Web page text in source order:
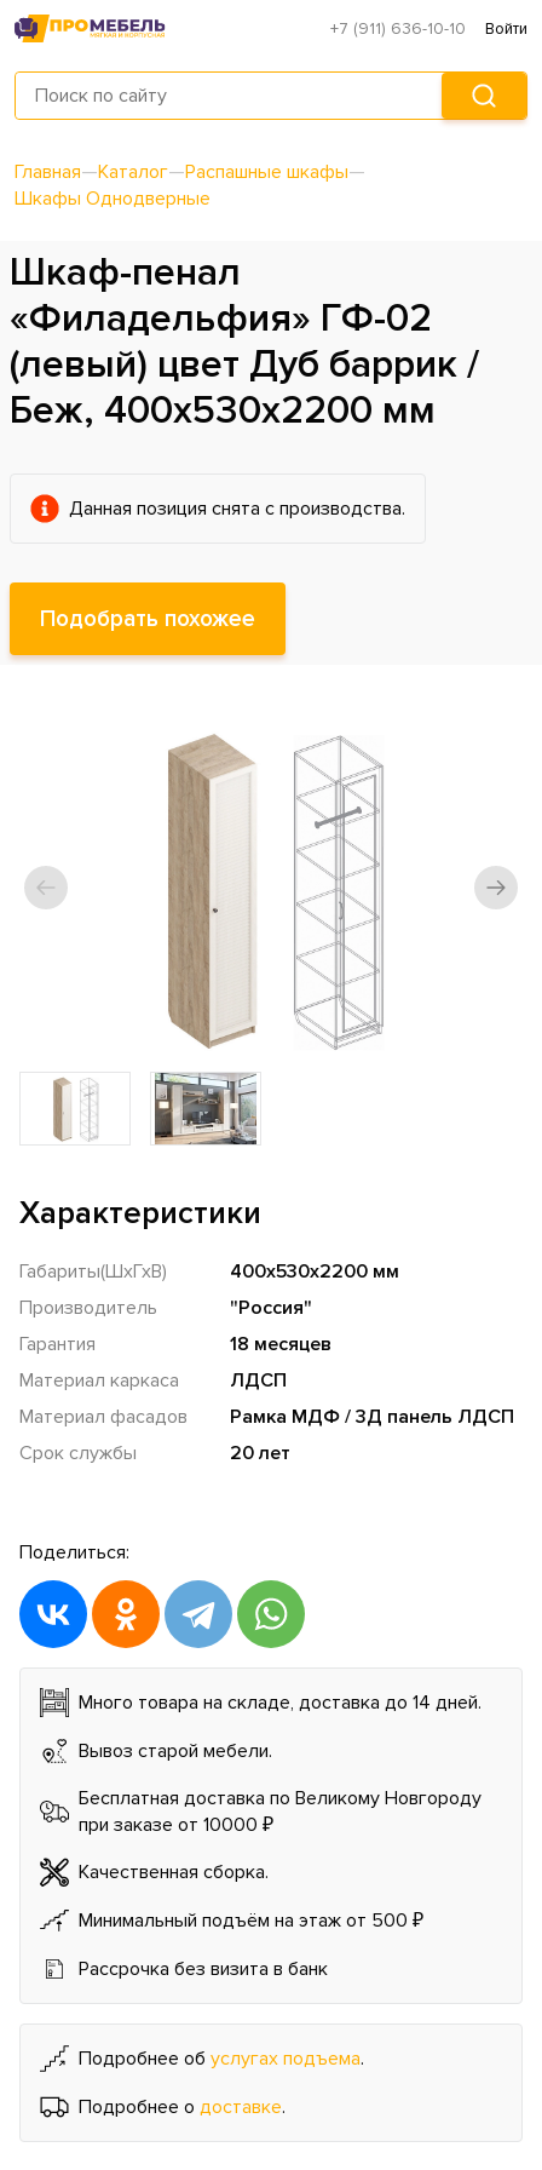
+7 (911) 636-10-10 Войти
Главная—Каталог—Распашные шкафы—
Шкафы Однодверные
Шкаф-пенал
«Филадельфия» ГФ-02
(левый) цвет Дуб баррик /
Беж, 400х530х2200 мм
Данная позиция снята с производства.
Подобрать похожее
Характеристики
Габариты(ШхГхВ)
400х530х2200 мм
Производитель
"Россия"
Гарантия
18 месяцев
Материал каркаса
ЛДСП
Материал фасадов
Рамка МДФ / 3Д панель ЛДСП
Срок службы
20 лет
Поделиться:
Много товара на складе, доставка до 14 дней.
Вывоз старой мебели.
Бесплатная доставка по Великому Новгороду
при заказе от 10000 ₽
Качественная сборка.
Минимальный подъём на этаж от 500 ₽
Рассрочка без визита в банк
Подробнее об услугах подъема.
Подробнее о доставке.